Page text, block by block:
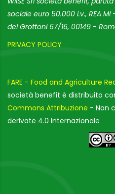
sociale euro 50.000 i.v., REA
dei Grottoni 67/16, 00149 -
PRIVACY POLICY
FARE - Food and Agriculture
società benefit è distribuito
Commons Attribuzione - Non
derivate 4.0 Internazionale